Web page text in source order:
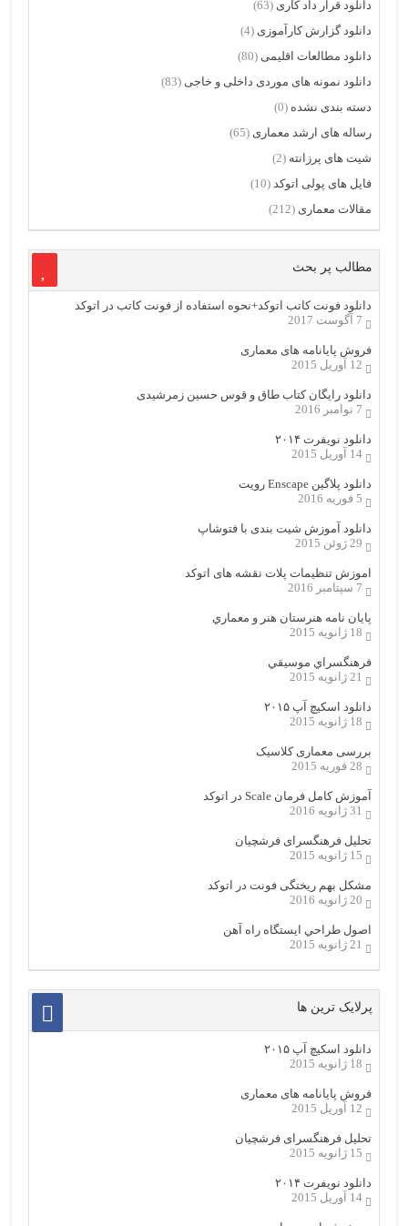
دانلود قرار داد کاری (63)
دانلود گزارش کارآموزی (4)
دانلود مطالعات اقلیمی (80)
دانلود نمونه های موردی داخلی و خاجی (83)
دسته بندی نشده (0)
رساله های ارشد معماری (65)
شیت های پرزانته (2)
فایل های پولی اتوکد (10)
مقالات معماری (212)
مطالب پر بحث
دانلود فونت کاتب اتوکد+نحوه استفاده از فونت کاتب در اتوکد
7 آگوست 2017
فروش پایانامه های معماری
12 آوریل 2015
دانلود رایگان کتاب طاق و قوس حسین زمرشیدی
7 نوامبر 2016
دانلود نویفرت ۲۰۱۴
14 آوریل 2015
دانلود پلاگین Enscape رویت
5 فوریه 2016
دانلود آموزش شیت بندی با فتوشاپ
29 ژوئن 2015
اموزش تنظیمات پلات نقشه های اتوکد
7 سپتامبر 2016
پایان نامه هنرستان هنر و معماري
18 ژانویه 2015
فرهنگسراي موسيقي
21 ژانویه 2015
دانلود اسکیچ آپ ۲۰۱۵
18 ژانویه 2015
بررسی معماری کلاسیک
28 فوریه 2015
آموزش کامل فرمان Scale در اتوکد
31 ژانویه 2016
تحلیل فرهنگسرای فرشچیان
15 ژانویه 2015
مشکل بهم ریختگی فونت در اتوکد
20 ژانویه 2016
اصول طراحي ایستگاه راه آهن
21 ژانویه 2015
پرلایک ترین ها
دانلود اسکیچ آپ ۲۰۱۵
18 ژانویه 2015
فروش پایانامه های معماری
12 آوریل 2015
تحلیل فرهنگسرای فرشچیان
15 ژانویه 2015
دانلود نویفرت ۲۰۱۴
14 آوریل 2015